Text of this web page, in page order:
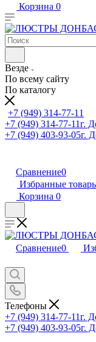
Корзина 0
Везде
По всему сайту
По каталогу
+7 (949) 314-77-11
+7 (949) 314-77-11г.
+7 (949) 403-93-05г.
Сравнение0
Избранные
Корзина 0
Сравнение0
Телефоны
+7 (949) 314-77-11г.
+7 (949) 403-93-05г.